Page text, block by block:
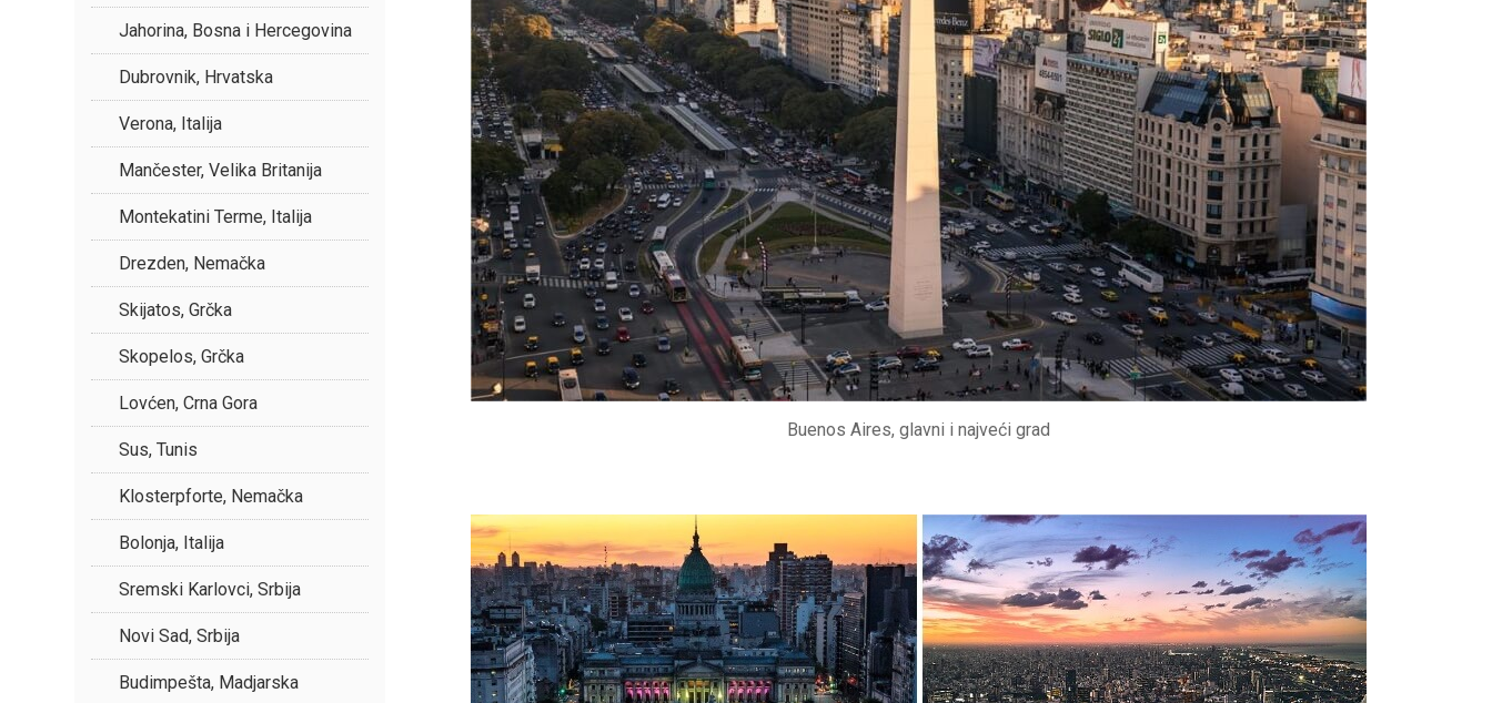
Buenos Aires, glavni i najveći grad
Jahorina, Bosna i Hercegovina
Dubrovnik, Hrvatska
Verona, Italija
Mančester, Velika Britanija
Montekatini Terme, Italija
Drezden, Nemačka
Skijatos, Grčka
Skopelos, Grčka
Lovćen, Crna Gora
Sus, Tunis
Klosterpforte, Nemačka
Bolonja, Italija
Sremski Karlovci, Srbija
Novi Sad, Srbija
Budimpešta, Madjarska